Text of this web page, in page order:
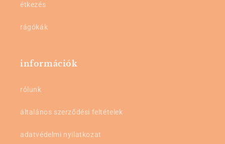
étkezés
rágókák
információk
rólunk
általános szerződési feltételek
adatvédelmi nyilatkozat